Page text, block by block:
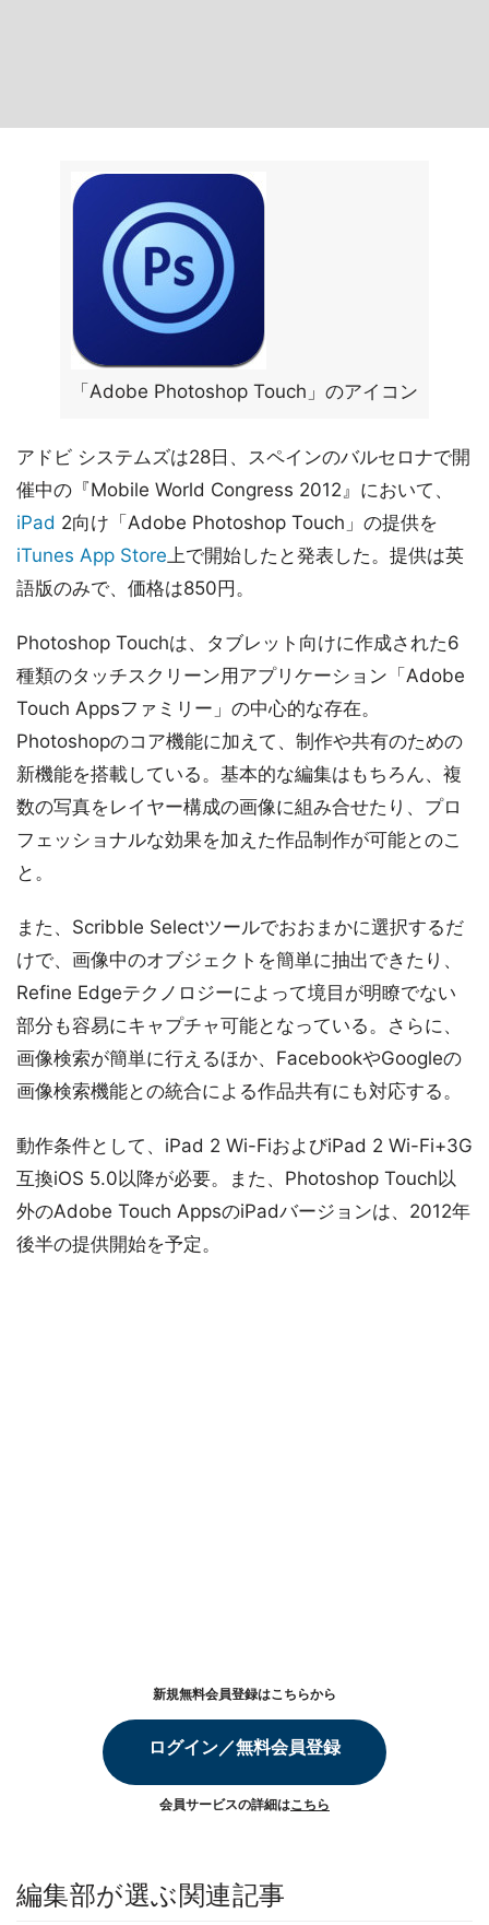
「Adobe Photoshop Touch」のアイコン
アドビ システムズは28日、スペインのバルセロナで開
催中の『Mobile World Congress 2012』において、
iPad 2向け「Adobe Photoshop Touch」の提供を
iTunes App Store上で開始したと発表した。提供は英
語版のみで、価格は850円。
Photoshop Touchは、タブレット向けに作成された6
種類のタッチスクリーン用アプリケーション「Adobe
Touch Appsファミリー」の中心的な存在。
Photoshopのコア機能に加えて、制作や共有のための
新機能を搭載している。基本的な編集はもちろん、複
数の写真をレイヤー構成の画像に組み合せたり、プロ
フェッショナルな効果を加えた作品制作が可能とのこ
と。
また、Scribble Selectツールでおおまかに選択するだ
けで、画像中のオブジェクトを簡単に抽出できたり、
Refine Edgeテクノロジーによって境目が明瞭でない
部分も容易にキャプチャ可能となっている。さらに、
画像検索が簡単に行えるほか、FacebookやGoogleの
画像検索機能との統合による作品共有にも対応する。
動作条件として、iPad 2 Wi-FiおよびiPad 2 Wi-Fi+3G
互換iOS 5.0以降が必要。また、Photoshop Touch以
外のAdobe Touch AppsのiPadバージョンは、2012年
後半の提供開始を予定。
新規無料会員登録はこちらから
ログイン／無料会員登録
会員サービスの詳細はこちら
編集部が選ぶ関連記事